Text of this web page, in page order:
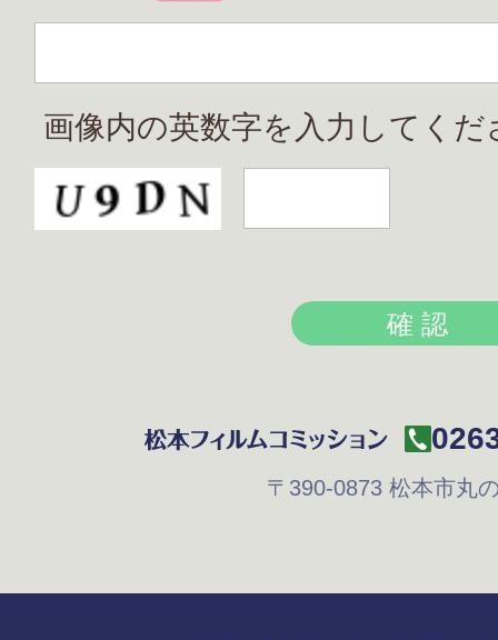
画像内の英数字を入力してくだ
〒390-0873 松本市丸